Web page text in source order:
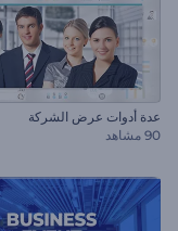
عدة أدوات عرض الشركة
90 مشاهد